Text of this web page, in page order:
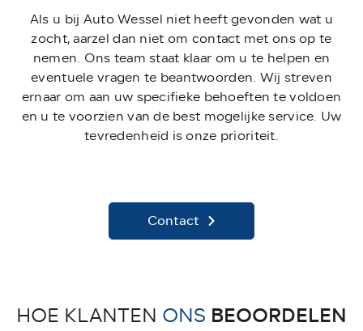
Als u bij Auto Wessel niet heeft gevonden wat u
zocht, aarzel dan niet om contact met ons op te
nemen. Ons team staat klaar om u te helpen en
eventuele vragen te beantwoorden. Wij streven
ernaar om aan uw specifieke behoeften te voldoen
en u te voorzien van de best mogelijke service. Uw
tevredenheid is onze prioriteit.
Contact
HOE KLANTEN ONS BEOORDELEN